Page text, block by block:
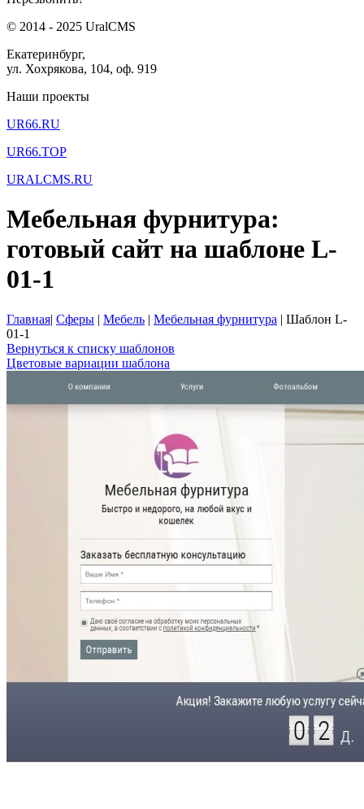
© 2014 - 2025 UralCMS
Екатеринбург,
ул. Хохрякова, 104, оф. 919
Наши проекты
UR66.RU
UR66.TOP
URALCMS.RU
Мебельная фурнитура:
готовый сайт на шаблоне L-
01-1
Главная| Сферы | Мебель | Мебельная фурнитура | Шаблон L-
01-1
Вернуться к списку шаблонов
Цветовые вариации шаблона